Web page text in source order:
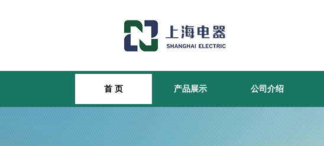
首 页 产品展示 公司介绍